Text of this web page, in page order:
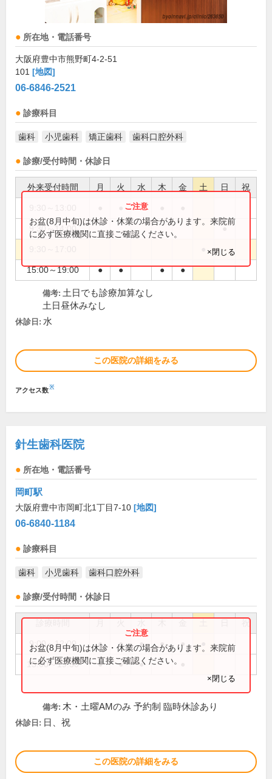
所在地・電話番号
大阪府豊中市熊野町4-2-51
101 [地図]
06-6846-2521
診療科目
歯科 小児歯科 矯正歯科 歯科口腔外科
診療/受付時間・休診日
外来受付時間 月 火 水 木 金 土 日 祝
9:30～14:00 ●
15:00～19:00 ● ● ● ●
お盆(8月中旬)は休診・休業の場合があります。来院前
に必ず医療機関に直接ご確認ください。
×閉じる
備考: 土日でも診療加算なし
土日昼休みなし
休診日: 水
この医院の詳細をみる
アクセス数※
針生歯科医院
所在地・電話番号
岡町駅
大阪府豊中市岡町北1丁目7-10 [地図]
06-6840-1184
診療科目
歯科 小児歯科 歯科口腔外科
診療/受付時間・休診日
祝
9:00～12:00 ● ● ● ● ●
15:00～19:30 ● ● ●
お盆(8月中旬)は休診・休業の場合があります。来院前
に必ず医療機関に直接ご確認ください。
×閉じる
備考: 木・土曜AMのみ 予約制 臨時休診あり
休診日: 日、祝
この医院の詳細をみる